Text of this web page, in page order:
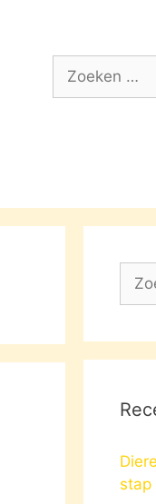
Zoek
Zoek
stap